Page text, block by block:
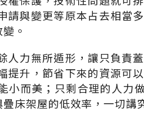
請與變更等原本占去相當
。
力無所遁形，讓只負責
升，節省下來的資源可
小而美；只剩合理的人力
床架屋的低效率，一切講